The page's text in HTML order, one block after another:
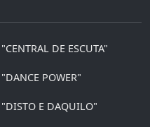
"CENTRAL DE ESCUTA"
"DANCE POWER"
"DISTO E DAQUILO"